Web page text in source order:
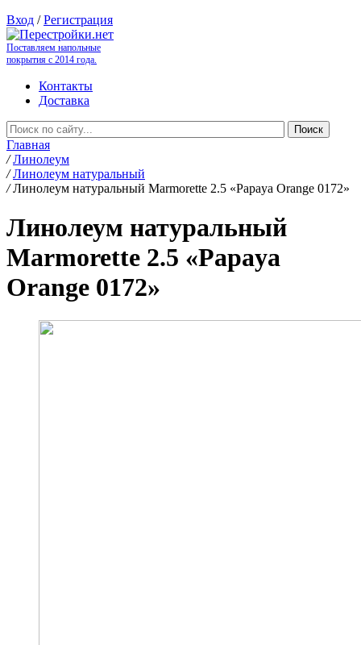
Вход /Регистрация
Поставляем напольные
покрытия с 2014 года.
Контакты
Доставка
Главная
/ Линолеум
/ Линолеум натуральный
/ Линолеум натуральный Marmorette 2.5 «Papaya Orange 0172»
Линолеум натуральный
Marmorette 2.5 «Papaya
Orange 0172»